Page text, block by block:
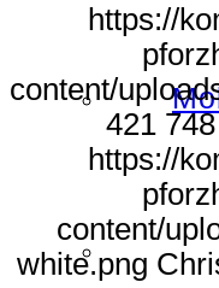
https://
content/
421 748
https://
content/
white.png